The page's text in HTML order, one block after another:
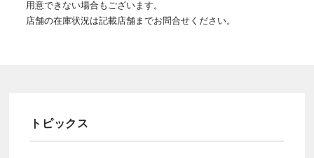
用意できない場合もございます。
店舗の在庫状況は記載店舗までお問合せください。
トピックス